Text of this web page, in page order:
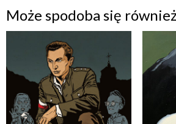
Wyklętych”
Może spodoba się